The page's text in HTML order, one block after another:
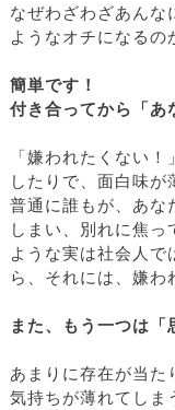
なぜわざわざあんな
ようなオチになるの
簡単です！
付き合ってから「あ
「嫌われたくない
したりで、面白味が
普通に誰もが、あな
しまい、別れに焦っ
ような実は社会人で
ら、それには、嫌わ
また、もう一つは「
あまりに存在が当た
気持ちが薄れてしま